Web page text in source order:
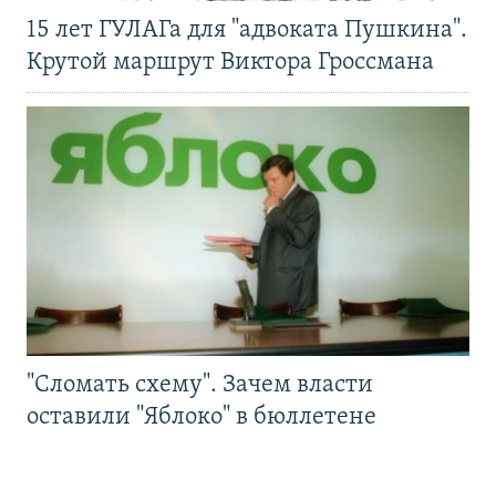
15 лет ГУЛАГа для "адвоката Пушкина".
Крутой маршрут Виктора Гроссмана
"Сломать схему". Зачем власти
оставили "Яблоко" в бюллетене